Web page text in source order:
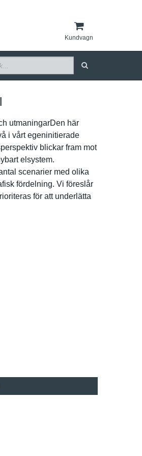
Kundvagn
utmaningar­Den här
i vårt egeninitie­rade
blickar fram mot
elsystem.
scenarier med olika
fördelning. Vi föreslår
för att underlätta